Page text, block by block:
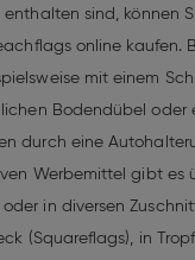
sind, können
online kaufen.
mit einem
Bodendübel oder
durch eine
Werbemittel gibt es
in diversen
(Squareflags), in